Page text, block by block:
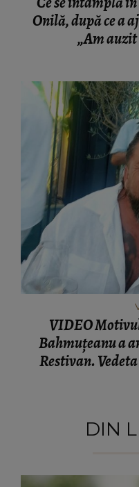
Onilă, după ce a
„Am
VIDEO
Bahmuțeanu a
Restivan.
DIN